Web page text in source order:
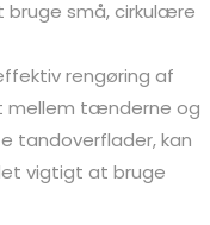
små, cirkulære
rengøring af
mellem tænderne og
tandoverflader, kan
vigtigt at bruge